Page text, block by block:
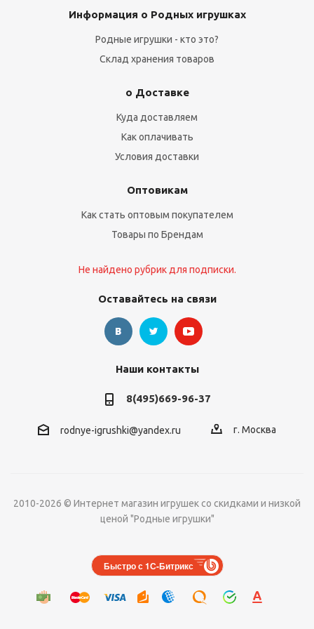
Информация о Родных игрушках
Родные игрушки - кто это?
Склад хранения товаров
о Доставке
Куда доставляем
Как оплачивать
Условия доставки
Оптовикам
Как стать оптовым покупателем
Товары по Брендам
Не найдено рубрик для подписки.
Оставайтесь на связи
Наши контакты
8(495)669-96-37
rodnye-igrushki@yandex.ru г. Москва
2010-2026 © Интернет магазин игрушек со скидками и низкой
ценой "Родные игрушки"
Быстро с 1С-Битрикс